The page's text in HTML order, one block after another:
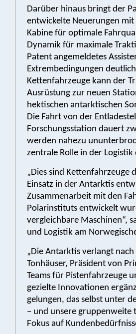
Darüber hinaus bringt der
entwickelte Neuerungen
Kabine für optimale
Dynamik für maximale
Patent angemeldetes
Extrembedingungen
Kettenfahrzeuge kann der
Ausrüstung zur neuen
hektischen antarktischen
Die Fahrt von der
Forschungsstation dauert
werden nahezu
zentrale Rolle in der
„Dies sind Kettenfahrzeuge
Einsatz in der Antarktis
Zusammenarbeit mit den
Polarinstituts entwickelt
vergleichbare Maschinen“,
und Logistik am
„Die Antarktis verlangt nach
Tonhäuser, Präsident von
Teams für Pistenfahrzeuge
gezielte Innovationen
gelungen, das selbst unter
– und unsere gruppenweite
Fokus auf